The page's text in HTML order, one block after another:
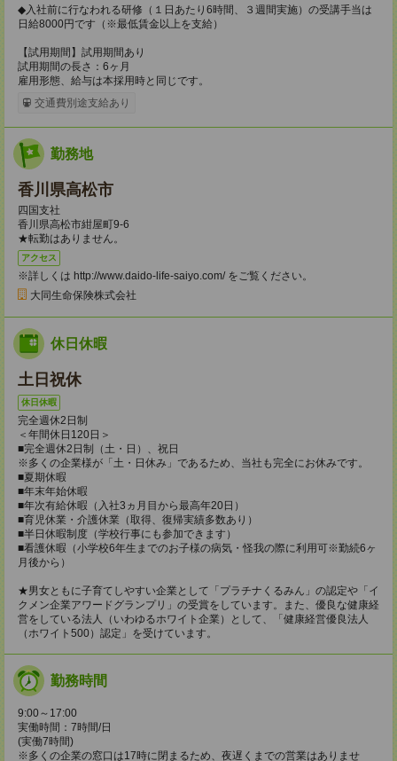
◆入社前に行なわれる研修（１日あたり6時間、３週間実施）の受講手当は
日給8000円です（※最低賃金以上を支給）
【試用期間】試用期間あり
試用期間の長さ：6ヶ月
雇用形態、給与は本採用時と同じです。
交通費別途支給あり
勤務地
香川県高松市
四国支社
香川県高松市紺屋町9-6
★転勤はありません。
アクセス
※詳しくは http://www.daido-life-saiyo.com/ をご覧ください。
大同生命保険株式会社
休日休暇
土日祝休
休日休暇
完全週休2日制
＜年間休日120日＞
■完全週休2日制（土・日）、祝日
※多くの企業様が「土・日休み」であるため、当社も完全にお休みです。
■夏期休暇
■年末年始休暇
■年次有給休暇（入社3ヵ月目から最高年20日）
■育児休業・介護休業（取得、復帰実績多数あり）
■半日休暇制度（学校行事にも参加できます）
■看護休暇（小学校6年生までのお子様の病気・怪我の際に利用可※勤続6ヶ
月後から）
★男女ともに子育てしやすい企業として「プラチナくるみん」の認定や「イ
クメン企業アワードグランプリ」の受賞をしています。また、優良な健康経
営をしている法人（いわゆるホワイト企業）として、「健康経営優良法人
（ホワイト500）認定」を受けています。
勤務時間
9:00～17:00
実働時間：7時間/日
(実働7時間)
※多くの企業の窓口は17時に閉まるため、夜遅くまでの営業はありませ